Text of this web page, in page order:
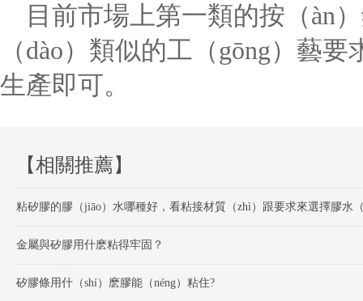
目前市場上第一類的按（àn
（dào）類似的工（gōng）藝
生產即可。
【相關推薦】
金屬與矽膠用什麽粘得牢固？
矽膠條用什（shí）麽膠能（néng）粘住?